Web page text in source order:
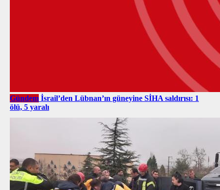
Gündem İsrail’den Lübnan’ın güneyine SİHA saldırısı: 1
ölü, 5 yaralı